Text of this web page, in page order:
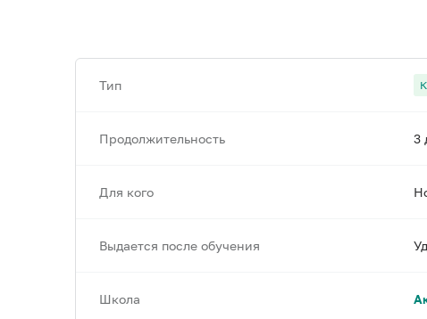
Тип
Продолжительность 3
Для кого
Выдается после обучения
Школа